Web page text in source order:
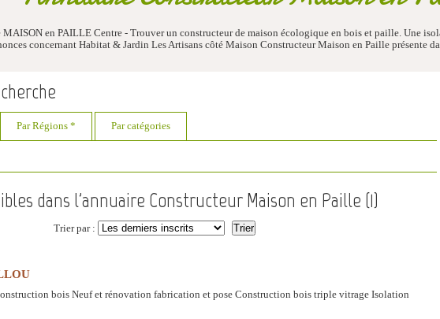
MAISON en PAILLE Centre - Trouver un constructeur de maison écologique en bois et paille. Une
concernant Habitat & Jardin Les Artisans côté Maison Constructeur Maison en Paille présente
Par Régions * Par catégories
dans l'annuaire Constructeur Maison en Paille (1)
Trier par :
bois Neuf et rénovation fabrication et pose Construction bois triple vitrage Isolation